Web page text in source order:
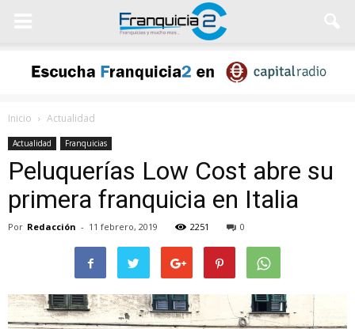
Inicio Actualidad
Actualidad Franquicias
Peluquerías Low Cost abre su
primera franquicia en Italia
Por Redacción - 11 febrero, 2019 2251 0